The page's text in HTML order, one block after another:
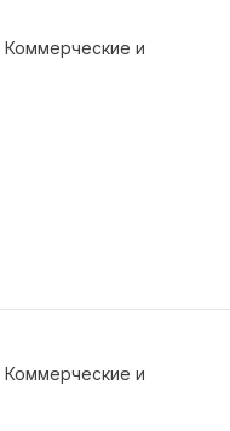
Коммерческие и
Коммерческие и